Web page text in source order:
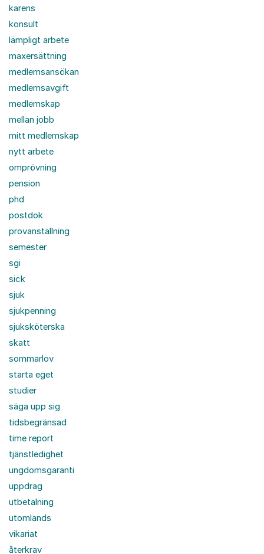
karens
konsult
lämpligt arbete
maxersättning
medlemsansökan
medlemsavgift
medlemskap
mellan jobb
mitt medlemskap
nytt arbete
omprövning
pension
phd
postdok
provanställning
semester
sgi
sick
sjuk
sjukpenning
sjuksköterska
skatt
sommarlov
starta eget
studier
säga upp sig
tidsbegränsad
time report
tjänstledighet
ungdomsgaranti
uppdrag
utbetalning
utomlands
vikariat
återkrav